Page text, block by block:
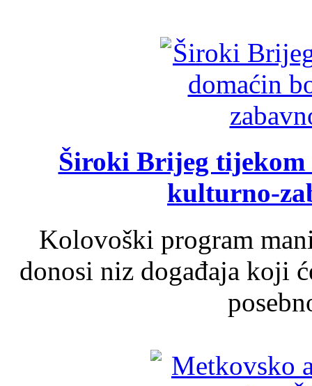
Široki Brijeg tijekom
kulturno-
Kolovoški program
donosi niz događaja koji